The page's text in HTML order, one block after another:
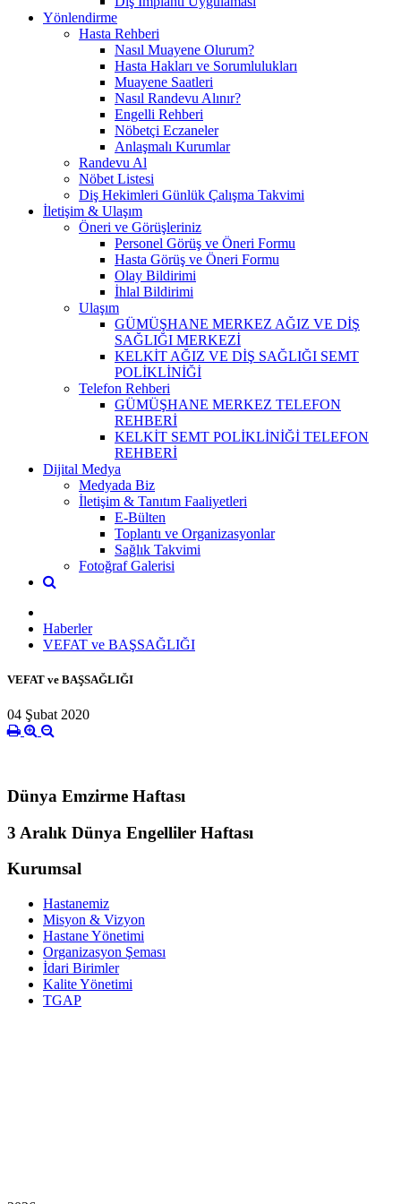
Yönlendirme
Hasta Rehberi
Nasıl Muayene Olurum?
Hasta Hakları ve Sorumlulukları
Muayene Saatleri
Nasıl Randevu Alınır?
Engelli Rehberi
Nöbetçi Eczaneler
Anlaşmalı Kurumlar
Randevu Al
Nöbet Listesi
Diş Hekimleri Günlük Çalışma Takvimi
İletişim & Ulaşım
Öneri ve Görüşleriniz
Personel Görüş ve Öneri Formu
Hasta Görüş ve Öneri Formu
Olay Bildirimi
İhlal Bildirimi
Ulaşım
GÜMÜŞHANE MERKEZ AĞIZ VE DİŞ
SAĞLIĞI MERKEZİ
KELKİT AĞIZ VE DİŞ SAĞLIĞI SEMT
POLİKLİNİĞİ
Telefon Rehberi
GÜMÜŞHANE MERKEZ TELEFON
REHBERİ
KELKİT SEMT POLİKLİNİĞİ TELEFON
REHBERİ
Dijital Medya
Medyada Biz
İletişim & Tanıtım Faaliyetleri
E-Bülten
Toplantı ve Organizasyonlar
Sağlık Takvimi
Fotoğraf Galerisi
Haberler
VEFAT ve BAŞSAĞLIĞI
VEFAT ve BAŞSAĞLIĞI
04 Şubat 2020
Dünya Emzirme Haftası
3 Aralık Dünya Engelliler Haftası
Kurumsal
Hastanemiz
Misyon & Vizyon
Hastane Yönetimi
Organizasyon Şeması
İdari Birimler
Kalite Yönetimi
TGAP